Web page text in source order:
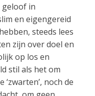
geloof in
en eigengereid
steeds lees
zijn over doel en
op los en
stil als het om
noch de